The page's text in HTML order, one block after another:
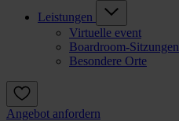
Leistungen
Virtuelle event
Boardroom-Sitzungen
Besondere Orte
Angebot anfordern